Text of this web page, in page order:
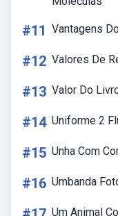
#11 Vantagens
#12 Valores De
#13 Valor Do
#14 Uniforme 2
#15 Unha Com
#16 Umbanda
Um Animal